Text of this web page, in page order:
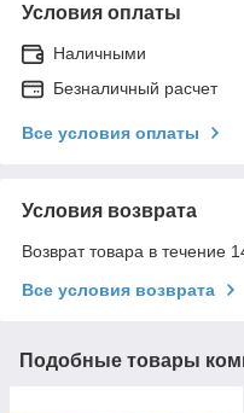
Условия оплаты
Наличными
Безналичный расчет
Все условия оплаты
Условия возврата
Возврат товара в течение
Все условия возврата
Подобные товары